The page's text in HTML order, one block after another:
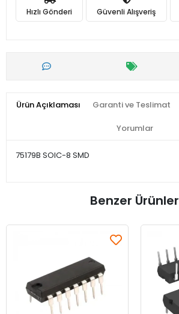
Hızlı Gönderi Güvenli Alışveriş
Ürün Açıklaması Garanti ve Teslimat
Yorumlar
75179B SOIC-8 SMD
Benzer Ürünler